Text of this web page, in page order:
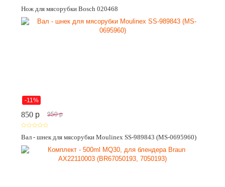
Нож для мясорубки Bosch 020468
-11%
850 p 950 p
Вал - шнек для мясорубки Moulinex SS-989843 (MS-0695960)